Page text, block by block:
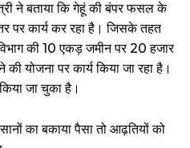
ने बताया कि गेहूं की बंपर फसल के
पर कार्य कर रहा है। जिसके तहत
की 10 एकड़ जमीन पर 20 हजार
की योजना पर कार्य किया जा रहा है।
जा चुका है।